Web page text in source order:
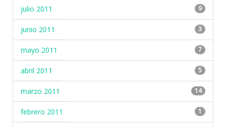
julio 2011 9
junio 2011 3
mayo 2011 7
abril 2011 5
marzo 2011 14
febrero 2011 1